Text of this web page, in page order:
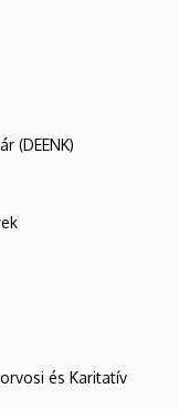
(DEENK)
és Karitatív